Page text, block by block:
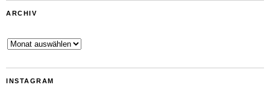
ARCHIV
Archiv
INSTAGRAM